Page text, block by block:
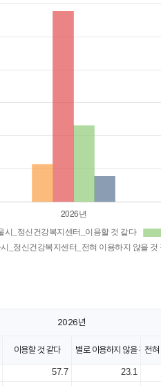
2026년
이용할 것 같다 별로 이용하지 않을 것 같
전혀
57.7 23.1